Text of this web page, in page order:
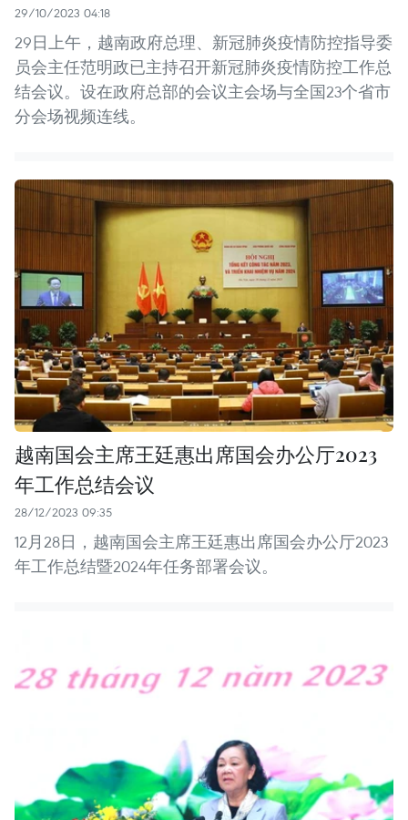
29/10/2023 04:18
29日上午，越南政府总理、新冠肺炎疫情防控指导委
员会主任范明政已主持召开新冠肺炎疫情防控工作总
结会议。设在政府总部的会议主会场与全国23个省市
分会场视频连线。
越南国会主席王廷惠出席国会办公厅2023
年工作总结会议
28/12/2023 09:35
12月28日，越南国会主席王廷惠出席国会办公厅2023
年工作总结暨2024年任务部署会议。